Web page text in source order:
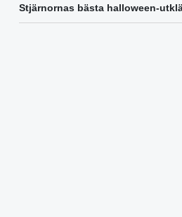
Stjärnornas bästa halloween-